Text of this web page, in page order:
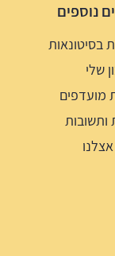
נוספים
בסיטונאות
שלי
מועדפים
ותשובות